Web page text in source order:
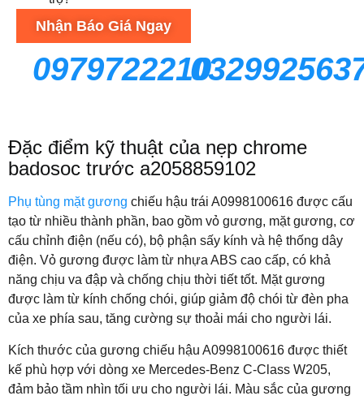
Nhận Báo Giá Ngay
0979722210
Đặc điểm kỹ thuật của nẹp chrome
badosoc trước a2058859102
Phụ tùng mặt gương chiếu hậu trái A0998100616 được cấu
tạo từ nhiều thành phần, bao gồm vỏ gương, mặt gương, cơ
cấu chỉnh điện (nếu có), bộ phận sấy kính và hệ thống dây
điện. Vỏ gương được làm từ nhựa ABS cao cấp, có khả
năng chịu va đập và chống chịu thời tiết tốt. Mặt gương
được làm từ kính chống chói, giúp giảm độ chói từ đèn pha
của xe phía sau, tăng cường sự thoải mái cho người lái.
Kích thước của gương chiếu hậu A0998100616 được thiết
kế phù hợp với dòng xe Mercedes-Benz C-Class W205,
đảm bảo tầm nhìn tối ưu cho người lái. Màu sắc của gương